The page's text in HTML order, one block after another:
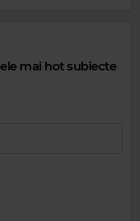
mai hot subiecte